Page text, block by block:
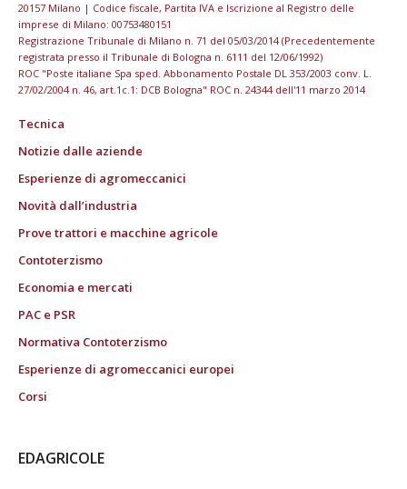
20157 Milano | Codice fiscale, Partita IVA e Iscrizione al Registro delle
imprese di Milano: 00753480151
Registrazione Tribunale di Milano n. 71 del 05/03/2014 (Precedentemente
registrata presso il Tribunale di Bologna n. 6111 del 12/06/1992)
ROC "Poste italiane Spa sped. Abbonamento Postale DL 353/2003 conv. L.
27/02/2004 n. 46, art.1c.1: DCB Bologna" ROC n. 24344 dell'11 marzo 2014
Tecnica
Notizie dalle aziende
Esperienze di agromeccanici
Novità dall’industria
Prove trattori e macchine agricole
Contoterzismo
Economia e mercati
PAC e PSR
Normativa Contoterzismo
Esperienze di agromeccanici europei
Corsi
EDAGRICOLE